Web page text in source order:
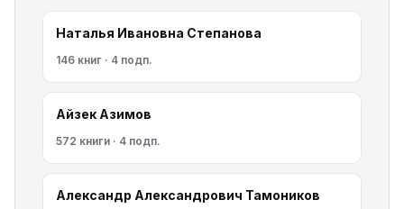
Наталья Ивановна Степанова
146 книг · 4 подп.
Айзек Азимов
572 книги · 4 подп.
Александр Александрович Тамоников